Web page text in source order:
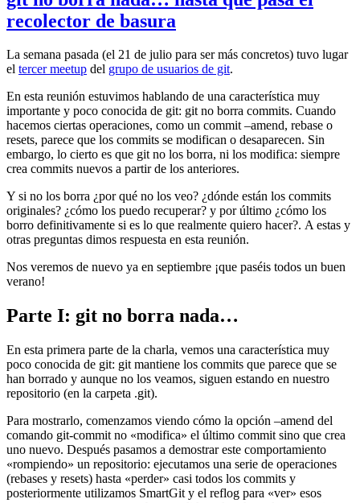
recolector de basura
La semana pasada (el 21 de julio para ser más concretos) tuvo lugar
el tercer meetup del grupo de usuarios de git.
En esta reunión estuvimos hablando de una característica muy
importante y poco conocida de git: git no borra commits. Cuando
hacemos ciertas operaciones, como un commit –amend, rebase o
resets, parece que los commits se modifican o desaparecen. Sin
embargo, lo cierto es que git no los borra, ni los modifica: siempre
crea commits nuevos a partir de los anteriores.
Y si no los borra ¿por qué no los veo? ¿dónde están los commits
originales? ¿cómo los puedo recuperar? y por último ¿cómo los
borro definitivamente si es lo que realmente quiero hacer?. A estas y
otras preguntas dimos respuesta en esta reunión.
Nos veremos de nuevo ya en septiembre ¡que paséis todos un buen
verano!
Parte I: git no borra nada…
En esta primera parte de la charla, vemos una característica muy
poco conocida de git: git mantiene los commits que parece que se
han borrado y aunque no los veamos, siguen estando en nuestro
repositorio (en la carpeta .git).
Para mostrarlo, comenzamos viendo cómo la opción –amend del
comando git-commit no «modifica» el último commit sino que crea
uno nuevo. Después pasamos a demostrar este comportamiento
«rompiendo» un repositorio: ejecutamos una serie de operaciones
(rebases y resets) hasta «perder» casi todos los commits y
posteriormente utilizamos SmartGit y el reflog para «ver» esos